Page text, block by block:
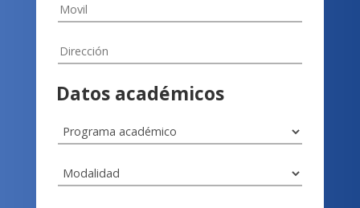
Datos académicos